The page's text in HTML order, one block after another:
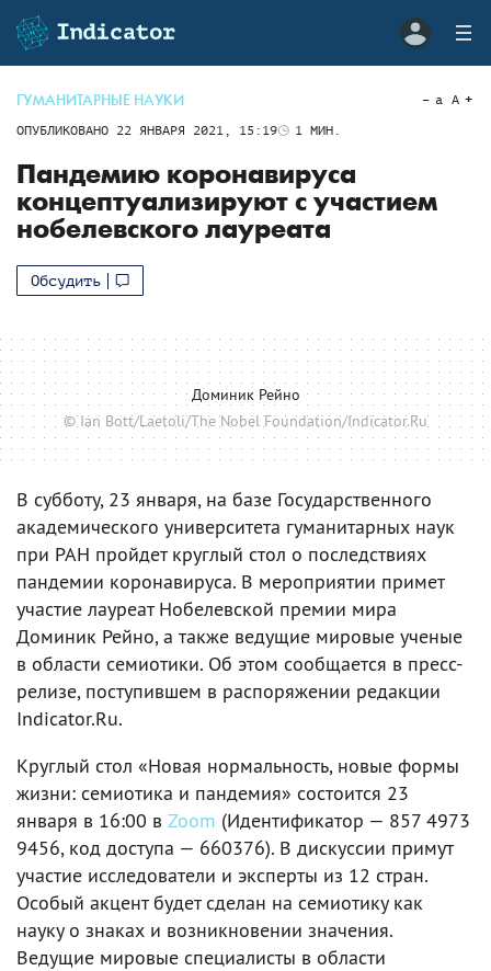
ГУМАНИТАРНЫЕ НАУКИ
ОПУБЛИКОВАНО 22 ЯНВАРЯ 2021, 15:19 1 МИН.
a A
Пандемию коронавируса
концептуализируют с участием
нобелевского лауреата
Обсудить
Доминик Рейно
© Ian Bott/Laetoli/The Nobel Foundation/Indicator.Ru
В субботу, 23 января, на базе Государственного
академического университета гуманитарных наук
при РАН пройдет круглый стол о последствиях
пандемии коронавируса. В мероприятии примет
участие лауреат Нобелевской премии мира
Доминик Рейно, а также ведущие мировые ученые
в области семиотики. Об этом сообщается в пресс-
релизе, поступившем в распоряжении редакции
Indicator.Ru.
Круглый стол «Новая нормальность, новые формы
жизни: семиотика и пандемия» состоится 23
января в 16:00 в Zoom (Идентификатор — 857 4973
9456, код доступа — 660376). В дискуссии примут
участие исследователи и эксперты из 12 стран.
Особый акцент будет сделан на семиотику как
науку о знаках и возникновении значения.
Ведущие мировые специалисты в области